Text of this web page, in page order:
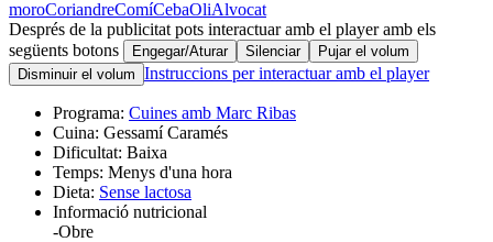
moroCoriandreComíCebaOliAlvocat
Després de la publicitat pots interactuar amb el player amb els
següents botons
Engegar/Aturar Silenciar
Pujar el volum
Disminuir el volum Instruccions per interactuar amb el player
Programa: Cuines amb Marc Ribas
Cuina: Gessamí Caramés
Dificultat: Baixa
Temps: Menys d'una hora
Dieta: Sense lactosa
Informació nutricional
-Obre